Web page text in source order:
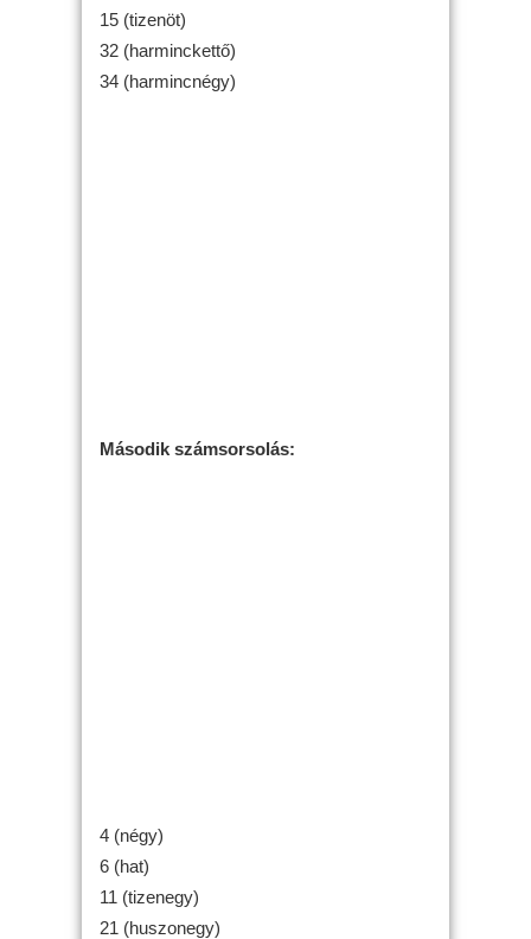
15 (tizenöt)
32 (harminckettő)
34 (harmincnégy)
Második számsorsolás:
4 (négy)
6 (hat)
11 (tizenegy)
21 (huszonegy)